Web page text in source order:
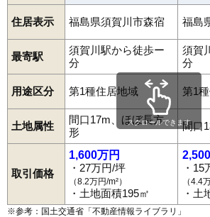
65 堀込 1.7万円
66 吉美根 1.5万円
江花 1.3万円
江持
住居表示 福島県須賀川市森宿 福島
最寄駅
須賀川駅から徒歩ー
分
須賀
分
用途区分 第1種住居地域 第1
土地属性
間口17m、ほぼ長方
形
間口
取引価格
1,600万円
・27万円/坪
（8.2万円/m²）
・土地面積195㎡
・15
（4.4
・土
スクロールできます
※参考：国土交通省「不動産情報ライブラリ 」